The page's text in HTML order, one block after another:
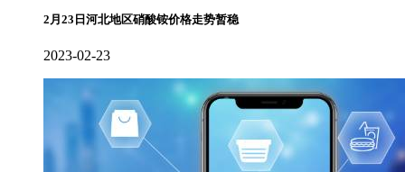
2月23日河北地区硝酸铵价格走势暂稳
2023-02-23